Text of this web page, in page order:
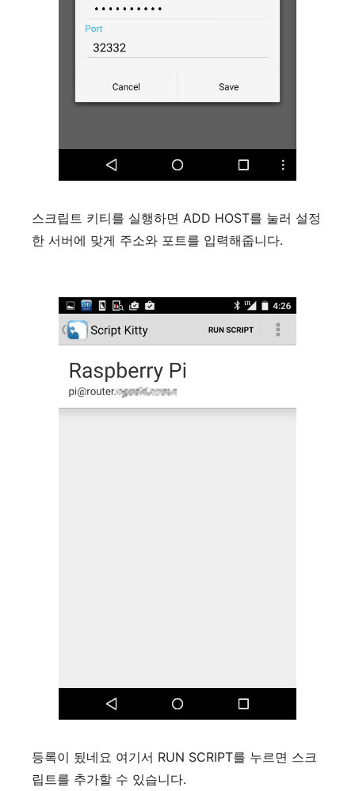
스크립트 키티를 실행하면 ADD HOST를 눌러 설정
한 서버에 맞게 주소와 포트를 입력해줍니다.
등록이 됬네요 여기서 RUN SCRIPT를 누르면 스크
립트를 추가할 수 있습니다.